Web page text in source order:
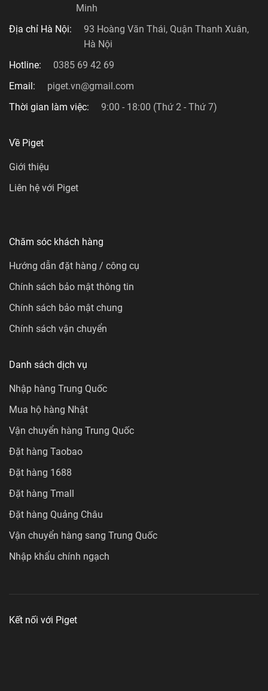
Minh
Địa chỉ Hà Nội:
93 Hoàng Văn Thái, Quận Thanh Xuân,
Hà Nội
Hotline:
0385 69 42 69
Email:
piget.vn@gmail.com
Thời gian làm việc:
9:00 - 18:00 (Thứ 2 - Thứ 7)
Về Piget
Giới thiệu
Liên hệ với Piget
Chăm sóc khách hàng
Hướng dẫn đặt hàng / công cụ
Chính sách bảo mật thông tin
Chính sách bảo mật chung
Chính sách vận chuyển
Danh sách dịch vụ
Nhập hàng Trung Quốc
Mua hộ hàng Nhật
Vận chuyển hàng Trung Quốc
Đặt hàng Taobao
Đặt hàng 1688
Đặt hàng Tmall
Đặt hàng Quảng Châu
Vận chuyển hàng sang Trung Quốc
Nhập khẩu chính ngạch
Kết nối với Piget